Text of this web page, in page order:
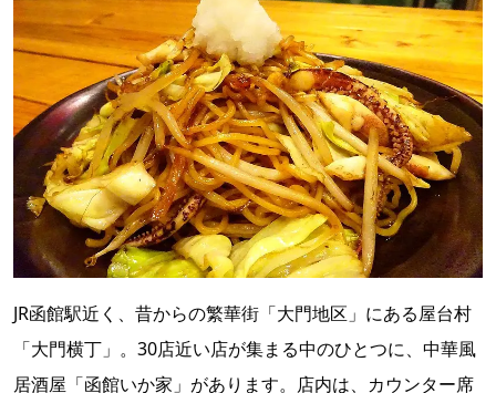
JR函館駅近く、昔からの繁華街「大門地区」にある屋台村
「大門横丁」。30店近い店が集まる中のひとつに、中華風
居酒屋「函館いか家」があります。店内は、カウンター席